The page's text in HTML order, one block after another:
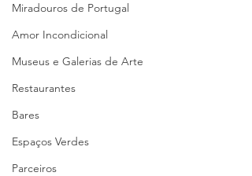
Miradouros de Portugal
Amor Incondicional
Museus e Galerias de Arte
Restaurantes
Bares
Espaços Verdes
Parceiros